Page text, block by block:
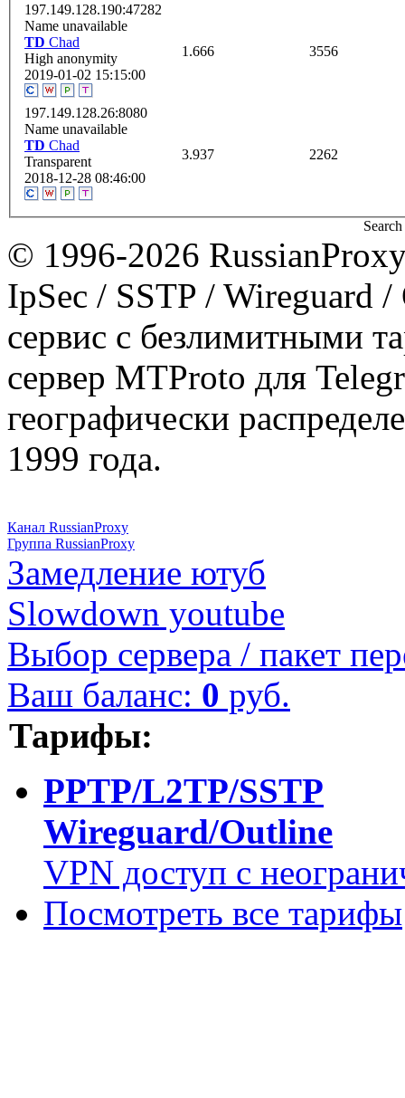
197.149.128.190:47282
Name unavailable
TD Chad
High anonymity
2019-01-02 15:15:00
1.666 3556
197.149.128.26:8080
Name unavailable
TD Chad
Transparent
2018-12-28 08:46:00
3.937 2262
© 1996-2026
IpSec / SSTP / Wireguard
сервис с безлимитными
сервер MTProto для
географически
1999 года.
Канал RussianProxy
Группа RussianProxy
Замедление ютуб
Slowdown youtube
Выбор сервера / пакет
Ваш баланс: 0 руб.
Тарифы:
PPTP/L2TP/SSTP
Wireguard/Outline
VPN доступ с
Посмотреть все тарифы